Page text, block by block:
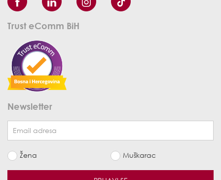
Trust eComm BiH
Newsletter
Žena Muškarac